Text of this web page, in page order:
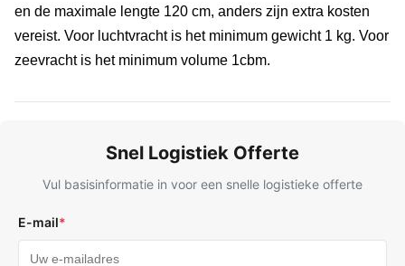
en de maximale lengte 120 cm, anders zijn extra kosten
vereist. Voor luchtvracht is het minimum gewicht 1 kg. Voor
zeevracht is het minimum volume 1cbm.
Snel Logistiek Offerte
Vul basisinformatie in voor een snelle logistieke offerte
E-mail*